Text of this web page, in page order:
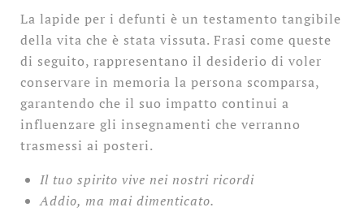
La lapide per i defunti è un testamento tangibile
della vita che è stata vissuta. Frasi come queste
di seguito, rappresentano il desiderio di voler
conservare in memoria la persona scomparsa,
garantendo che il suo impatto continui a
influenzare gli insegnamenti che verranno
trasmessi ai posteri.
Il tuo spirito vive nei nostri ricordi
Addio, ma mai dimenticato.